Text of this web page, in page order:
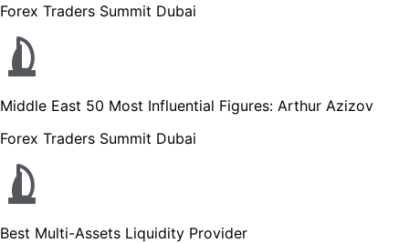
Forex Traders Summit Dubai
Middle East 50 Most Influential Figures: Arthur Azizov
Forex Traders Summit Dubai
Best Multi-Assets Liquidity Provider